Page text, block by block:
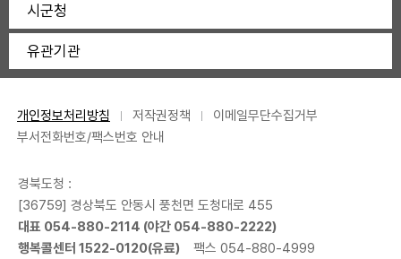
시군청
유관기관
개인정보처리방침 저작권정책
이메일무단수집거부
부서전화번호/팩스번호 안내
경북도청 :
[36759] 경상북도 안동시 풍천면 도청대로 455
대표 054-880-2114 (야간 054-880-2222)
행복콜센터 1522-0120(유료)
팩스 054-880-4999